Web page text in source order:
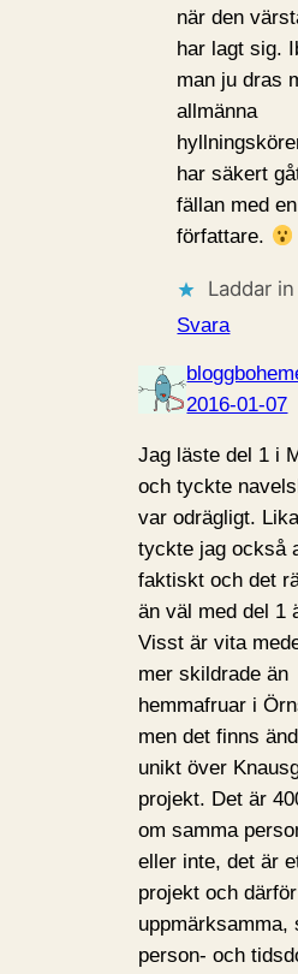
när den
har lagt sig.
man ju dras
allmänna
har säkert
fällan med
författare.
Laddar
Svara
2016-01-07
Jag läste del 1 i
och tyckte
var odrägligt.
tyckte jag också
faktiskt och det
än väl med del 1
Visst är vita
mer skildrade än
hemmafruar i
men det finns
unikt över
projekt. Det är
om samma
eller inte, det är
projekt och
uppmärksamma,
person- och